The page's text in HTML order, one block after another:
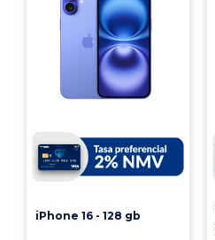
iPhone 16 - 128 gb